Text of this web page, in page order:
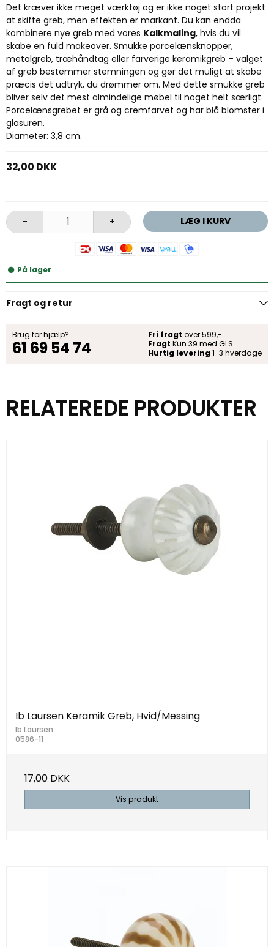
Det kræver ikke meget værktøj og er ikke noget stort projekt
at skifte greb, men effekten er markant. Du kan endda
kombinere nye greb med vores Kalkmaling, hvis du vil
skabe en fuld makeover. Smukke porcelænsknopper,
metalgreb, træhåndtag eller farverige keramikgreb – valget
af greb bestemmer stemningen og gør det muligt at skabe
præcis det udtryk, du drømmer om. Med dette smukke greb
bliver selv det mest almindelige møbel til noget helt særligt.
Porcelænsgrebet er grå og cremfarvet og har blå blomster i
glasuren.
Diameter: 3,8 cm.
32,00 DKK
- + LÆG I KURV
På lager
Fragt og retur
Brug for hjælp?
61 69 54 74
Fri fragt over 599,-
Fragt Kun 39 med GLS
Hurtig levering 1-3 hverdage
RELATEREDE PRODUKTER
Ib Laursen Keramik Greb, Hvid/Messing
Ib Laursen
0586-11
17,00 DKK
Vis produkt